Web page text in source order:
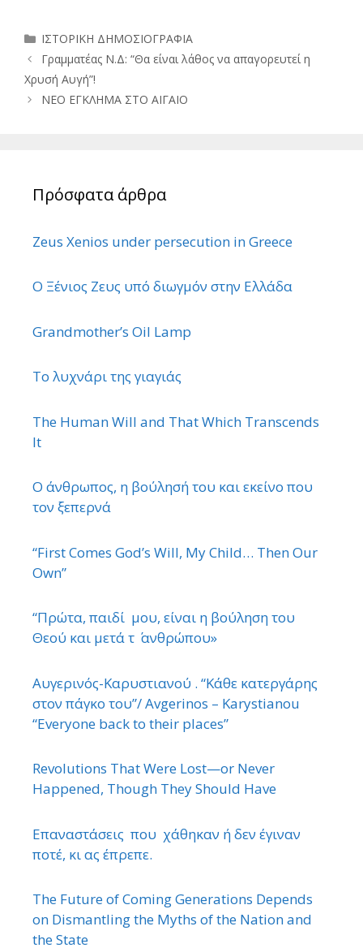
Κατηγορίες
ΙΣΤΟΡΙΚΗ ΔΗΜΟΣΙΟΓΡΑΦΙΑ
Γραμματέας Ν.Δ: “Θα είναι λάθος να απαγορευτεί η
Χρυσή Αυγή”!
ΝΕΟ ΕΓΚΛΗΜΑ ΣΤΟ ΑΙΓΑΙΟ
Πρόσφατα άρθρα
Zeus Xenios under persecution in Greece
Ο Ξένιος Ζευς υπό διωγμόν στην Ελλάδα
Grandmother’s Oil Lamp
Το λυχνάρι της γιαγιάς
The Human Will and That Which Transcends
It
Ο άνθρωπος, η βούλησή του και εκείνο που
τον ξεπερνά
“First Comes God’s Will, My Child… Then Our
Own”
“Πρώτα, παιδί μου, είναι η βούληση του
Θεού και μετά τ ΄ ανθρώπου»
Αυγερινός-Καρυστιανού . “Κάθε κατεργάρης
στον πάγκο του”/ Avgerinos – Karystianou
“Εveryone back to their places”
Revolutions That Were Lost—or Never
Happened, Though They Should Have
Επαναστάσεις που χάθηκαν ή δεν έγιναν
ποτέ, κι ας έπρεπε.
The Future of Coming Generations Depends
on Dismantling the Myths of the Nation and
the State